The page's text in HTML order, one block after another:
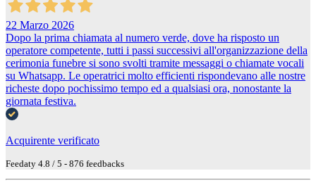
22 Marzo 2026
Dopo la prima chiamata al numero verde, dove ha risposto un
operatore competente, tutti i passi successivi all'organizzazione della
cerimonia funebre si sono svolti tramite messaggi o chiamate vocali
su Whatsapp. Le operatrici molto efficienti rispondevano alle nostre
richeste dopo pochissimo tempo ed a qualsiasi ora, nonostante la
giornata festiva.
Acquirente verificato
Feedaty 4.8 / 5 - 876 feedbacks